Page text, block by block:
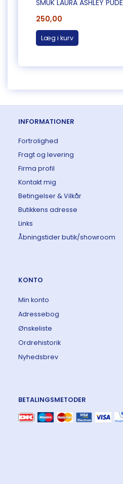
SMUK LAURA ASHLEY PUDE
250,00
Læg i kurv
INFORMATIONER
Fortrolighed
Fragt og levering
Firma profil
Kontakt mig
Betingelser & Vilkår
Butikkens adresse
Links
Åbningstider butik/showroom
KONTO
Min konto
Adressebog
Ønskeliste
Ordrehistorik
Nyhedsbrev
BETALINGSMETODER